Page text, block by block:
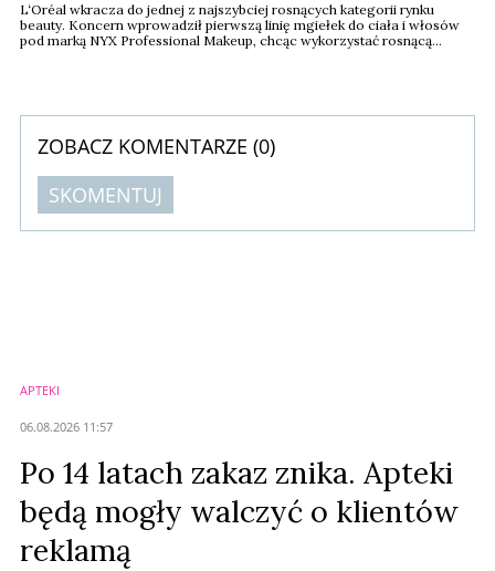
L‘Oréal wkracza do jednej z najszybciej rosnących kategorii rynku
beauty. Koncern wprowadził pierwszą linię mgiełek do ciała i włosów
pod marką NYX Professional Makeup, chcąc wykorzystać rosnącą
ZOBACZ KOMENTARZE (0)
SKOMENTUJ
APTEKI
06.08.2026 11:57
Po 14 latach zakaz znika. Apteki
będą mogły walczyć o klientów
reklamą